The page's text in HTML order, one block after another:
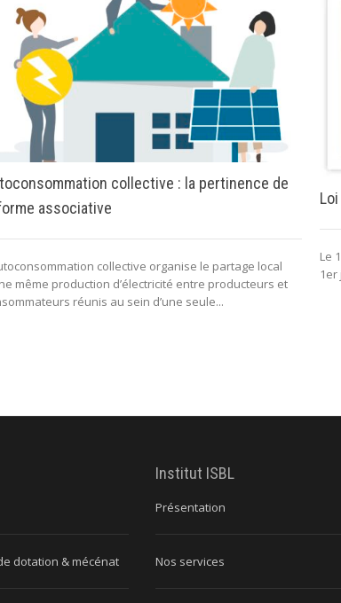
collective : la pertinence de
associative
collective organise le partage local
même production d’électricité entre producteurs et
réunis au sein d’une seule...
Le
dotation & mécénat
Institut ISBL
Présentation
Nos services